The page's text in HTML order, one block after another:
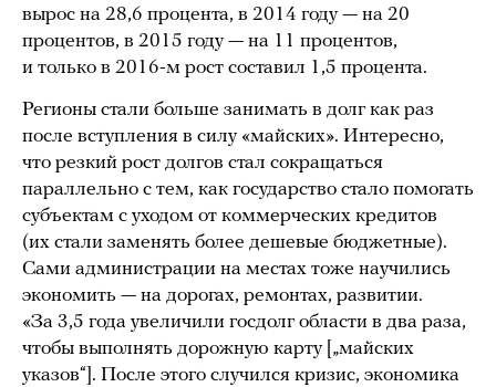
вырос на 28,6 процента, в 2014 году — на 20
процентов, в 2015 году — на 11 процентов,
и только в 2016-м рост составил 1,5 процента.
Регионы стали больше занимать в долг как раз
после вступления в силу «майских». Интересно,
что резкий рост долгов стал сокращаться
параллельно с тем, как государство стало помогать
субъектам с уходом от коммерческих кредитов
(их стали заменять более дешевые бюджетные).
Сами администрации на местах тоже научились
экономить — на дорогах, ремонтах, развитии.
«За 3,5 года увеличили госдолг области в два раза,
чтобы выполнять дорожную карту [„майских
указов“]. После этого случился кризис, экономика